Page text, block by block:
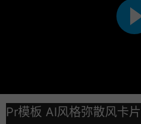
Pr模板 AI风格弥散风卡